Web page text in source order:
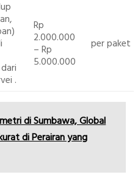
.
Rp
2.000.000
– Rp
5.000.000
per paket
di Sumbawa, Global
di Perairan yang